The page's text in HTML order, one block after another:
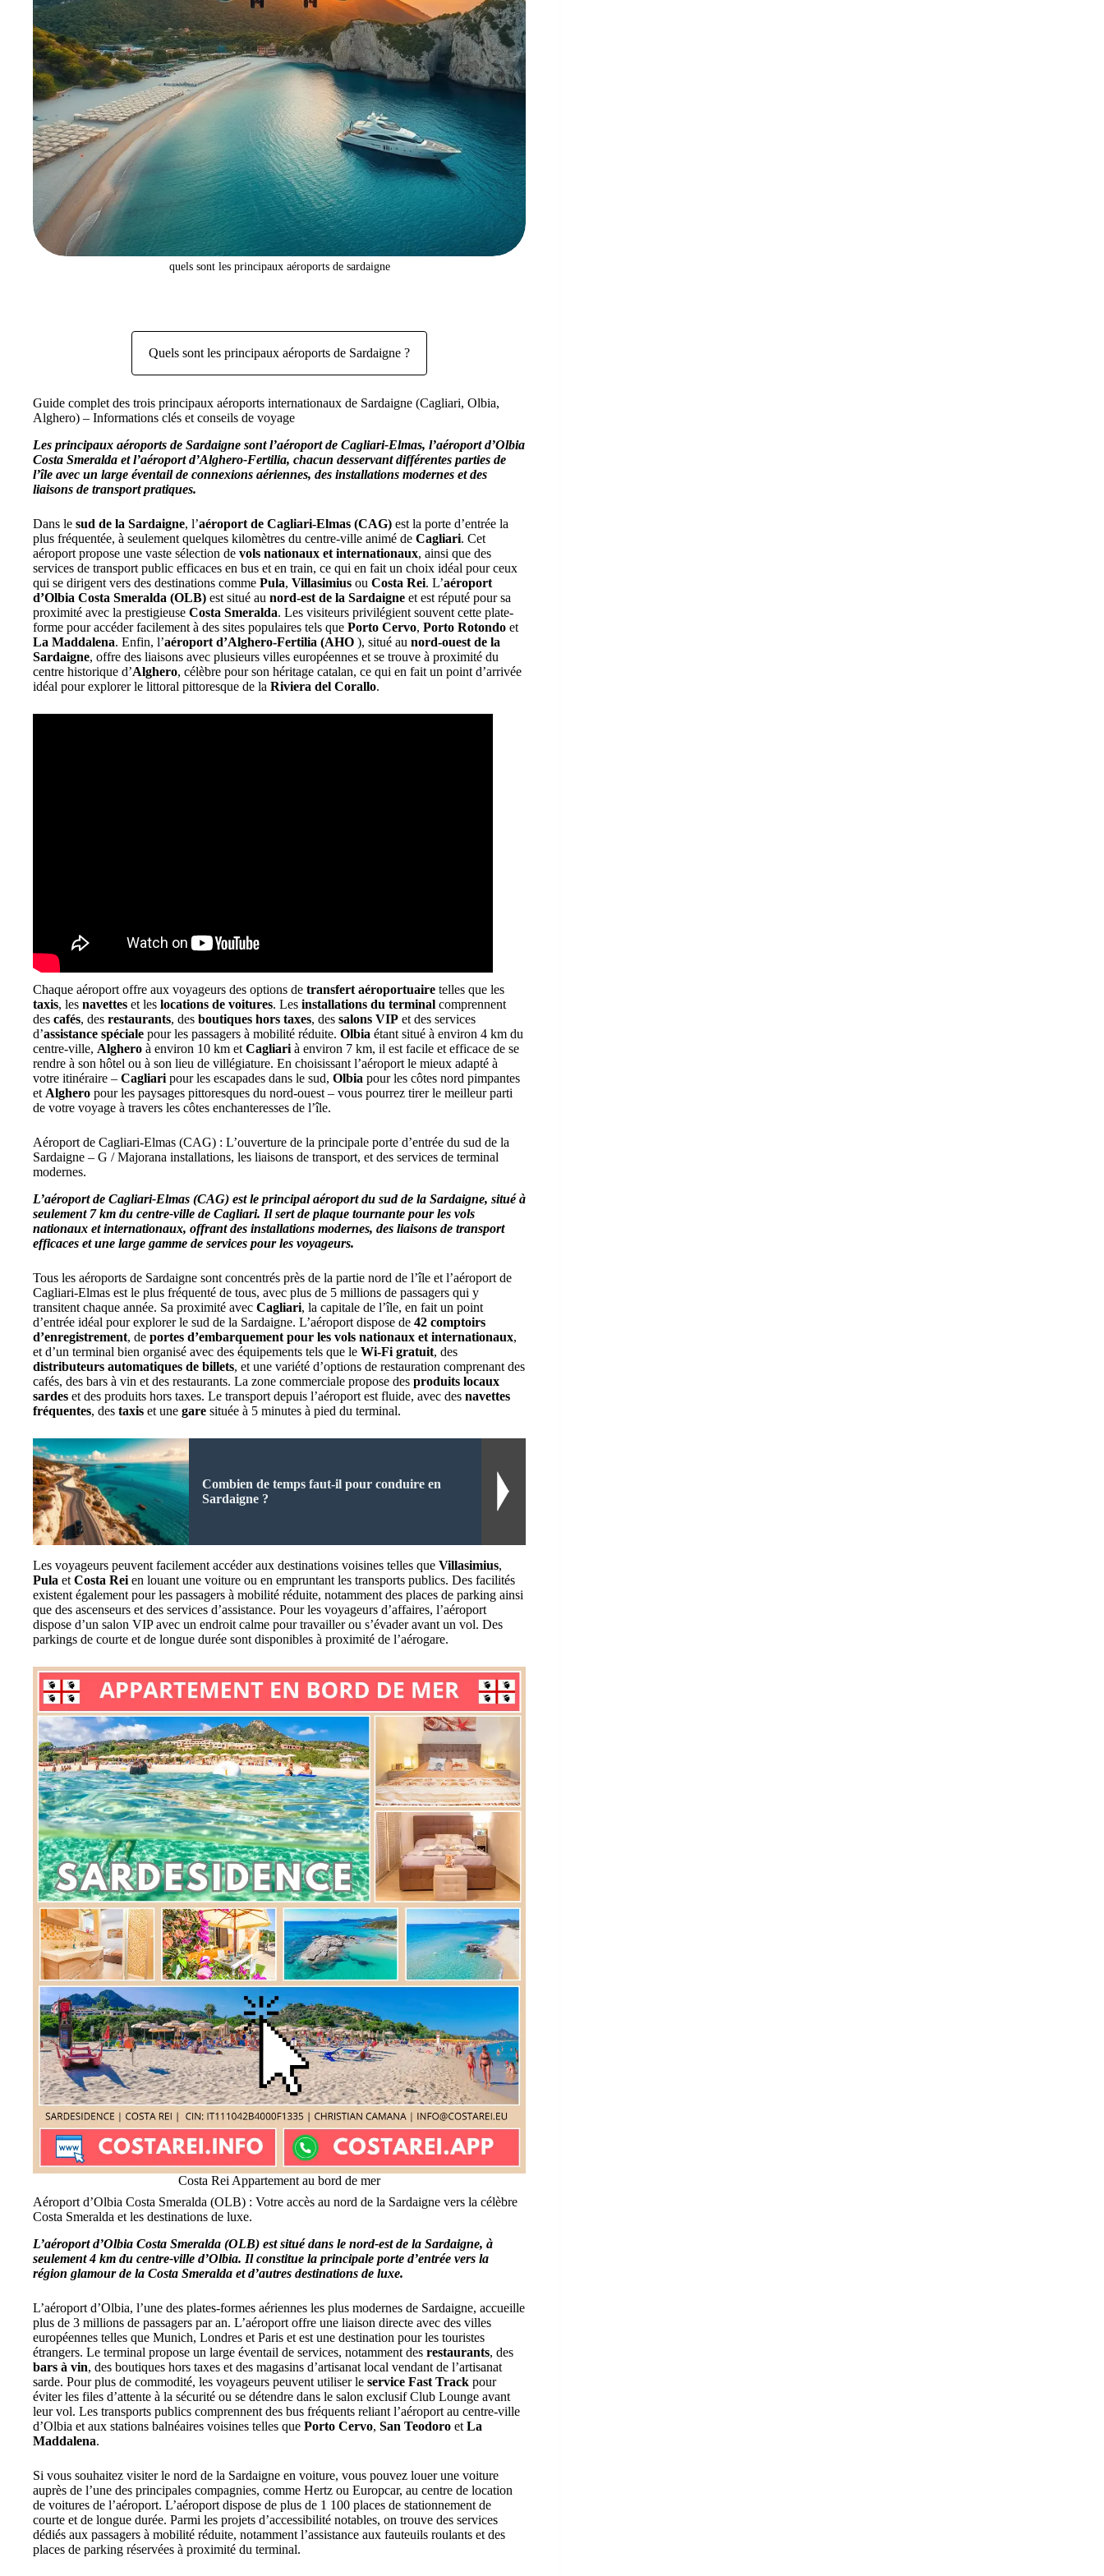
quels sont les principaux aéroports de sardaigne
Quels sont les principaux aéroports de Sardaigne ?
Guide complet des trois principaux aéroports internationaux de Sardaigne (Cagliari, Olbia,
Alghero) – Informations clés et conseils de voyage
Les principaux aéroports de Sardaigne sont l’aéroport de Cagliari-Elmas, l’aéroport d’Olbia
Costa Smeralda et l’aéroport d’Alghero-Fertilia, chacun desservant différentes parties de
l’île avec un large éventail de connexions aériennes, des installations modernes et des
liaisons de transport pratiques.
Dans le sud de la Sardaigne, l’aéroport de Cagliari-Elmas (CAG) est la porte d’entrée la
plus fréquentée, à seulement quelques kilomètres du centre-ville animé de Cagliari. Cet
aéroport propose une vaste sélection de vols nationaux et internationaux, ainsi que des
services de transport public efficaces en bus et en train, ce qui en fait un choix idéal pour ceux
qui se dirigent vers des destinations comme Pula, Villasimius ou Costa Rei. L’aéroport
d’Olbia Costa Smeralda (OLB) est situé au nord-est de la Sardaigne et est réputé pour sa
proximité avec la prestigieuse Costa Smeralda. Les visiteurs privilégient souvent cette plate-
forme pour accéder facilement à des sites populaires tels que Porto Cervo, Porto Rotondo et
La Maddalena. Enfin, l’aéroport d’Alghero-Fertilia (AHO ), situé au nord-ouest de la
Sardaigne, offre des liaisons avec plusieurs villes européennes et se trouve à proximité du
centre historique d’Alghero, célèbre pour son héritage catalan, ce qui en fait un point d’arrivée
idéal pour explorer le littoral pittoresque de la Riviera del Corallo.
Chaque aéroport offre aux voyageurs des options de transfert aéroportuaire telles que les
taxis, les navettes et les locations de voitures. Les installations du terminal comprennent
des cafés, des restaurants, des boutiques hors taxes, des salons VIP et des services
d’assistance spéciale pour les passagers à mobilité réduite. Olbia étant situé à environ 4 km du
centre-ville, Alghero à environ 10 km et Cagliari à environ 7 km, il est facile et efficace de se
rendre à son hôtel ou à son lieu de villégiature. En choisissant l’aéroport le mieux adapté à
votre itinéraire – Cagliari pour les escapades dans le sud, Olbia pour les côtes nord pimpantes
et Alghero pour les paysages pittoresques du nord-ouest – vous pourrez tirer le meilleur parti
de votre voyage à travers les côtes enchanteresses de l’île.
Aéroport de Cagliari-Elmas (CAG) : L’ouverture de la principale porte d’entrée du sud de la
Sardaigne – G / Majorana installations, les liaisons de transport, et des services de terminal
modernes.
L’aéroport de Cagliari-Elmas (CAG) est le principal aéroport du sud de la Sardaigne, situé à
seulement 7 km du centre-ville de Cagliari. Il sert de plaque tournante pour les vols
nationaux et internationaux, offrant des installations modernes, des liaisons de transport
efficaces et une large gamme de services pour les voyageurs.
Tous les aéroports de Sardaigne sont concentrés près de la partie nord de l’île et l’aéroport de
Cagliari-Elmas est le plus fréquenté de tous, avec plus de 5 millions de passagers qui y
transitent chaque année. Sa proximité avec Cagliari, la capitale de l’île, en fait un point
d’entrée idéal pour explorer le sud de la Sardaigne. L’aéroport dispose de 42 comptoirs
d’enregistrement, de portes d’embarquement pour les vols nationaux et internationaux,
et d’un terminal bien organisé avec des équipements tels que le Wi-Fi gratuit, des
distributeurs automatiques de billets, et une variété d’options de restauration comprenant des
cafés, des bars à vin et des restaurants. La zone commerciale propose des produits locaux
sardes et des produits hors taxes. Le transport depuis l’aéroport est fluide, avec des navettes
fréquentes, des taxis et une gare située à 5 minutes à pied du terminal.
Combien de temps faut-il pour conduire en
Sardaigne ?
Les voyageurs peuvent facilement accéder aux destinations voisines telles que Villasimius,
Pula et Costa Rei en louant une voiture ou en empruntant les transports publics. Des facilités
existent également pour les passagers à mobilité réduite, notamment des places de parking ainsi
que des ascenseurs et des services d’assistance. Pour les voyageurs d’affaires, l’aéroport
dispose d’un salon VIP avec un endroit calme pour travailler ou s’évader avant un vol. Des
parkings de courte et de longue durée sont disponibles à proximité de l’aérogare.
Costa Rei Appartement au bord de mer
Aéroport d’Olbia Costa Smeralda (OLB) : Votre accès au nord de la Sardaigne vers la célèbre
Costa Smeralda et les destinations de luxe.
L’aéroport d’Olbia Costa Smeralda (OLB) est situé dans le nord-est de la Sardaigne, à
seulement 4 km du centre-ville d’Olbia. Il constitue la principale porte d’entrée vers la
région glamour de la Costa Smeralda et d’autres destinations de luxe.
L’aéroport d’Olbia, l’une des plates-formes aériennes les plus modernes de Sardaigne, accueille
plus de 3 millions de passagers par an. L’aéroport offre une liaison directe avec des villes
européennes telles que Munich, Londres et Paris et est une destination pour les touristes
étrangers. Le terminal propose un large éventail de services, notamment des restaurants, des
bars à vin, des boutiques hors taxes et des magasins d’artisanat local vendant de l’artisanat
sarde. Pour plus de commodité, les voyageurs peuvent utiliser le service Fast Track pour
éviter les files d’attente à la sécurité ou se détendre dans le salon exclusif Club Lounge avant
leur vol. Les transports publics comprennent des bus fréquents reliant l’aéroport au centre-ville
d’Olbia et aux stations balnéaires voisines telles que Porto Cervo, San Teodoro et La
Maddalena.
Si vous souhaitez visiter le nord de la Sardaigne en voiture, vous pouvez louer une voiture
auprès de l’une des principales compagnies, comme Hertz ou Europcar, au centre de location
de voitures de l’aéroport. L’aéroport dispose de plus de 1 100 places de stationnement de
courte et de longue durée. Parmi les projets d’accessibilité notables, on trouve des services
dédiés aux passagers à mobilité réduite, notamment l’assistance aux fauteuils roulants et des
places de parking réservées à proximité du terminal.